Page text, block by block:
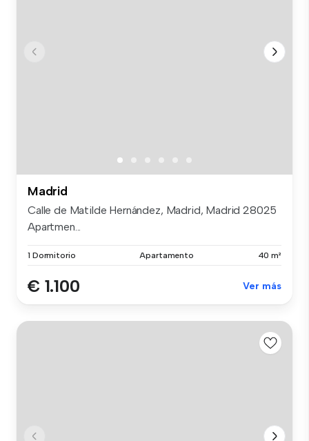
Madrid
Calle de Matilde Hernández, Madrid, Madrid 28025
Apartmen...
1 Dormitorio Apartamento 40 m²
€ 1.100 Ver más